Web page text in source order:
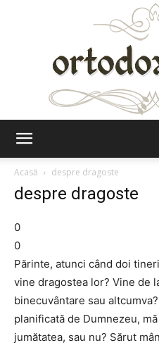
Acasă
despre dragoste
despre dragoste
0
0
Părinte, atunci când doi
vine dragostea lor? Vine de
binecuvântare sau
planificată de Dumnezeu,
jumătatea, sau nu? Sărut